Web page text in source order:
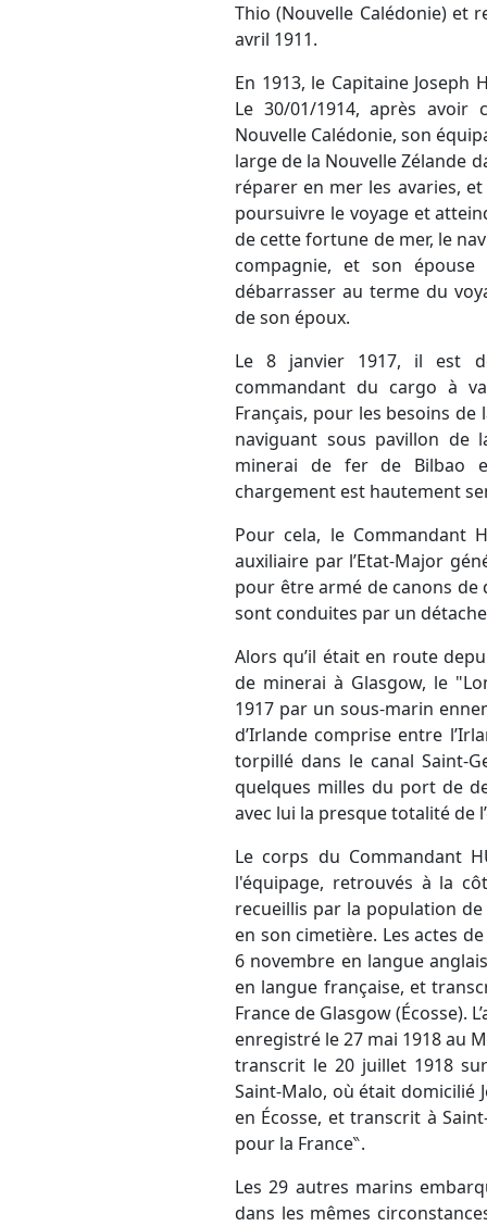
Thio (Nouvelle Calédonie) et
avril 1911.
En 1913, le Capitaine Joseph
Le 30/01/1914, après
Nouvelle Calédonie, son
large de la Nouvelle Zélande
réparer en mer les avaries,
poursuivre le voyage et
de cette fortune de mer, le
compagnie, et son
débarrasser au terme du
de son époux.
Le 8 janvier 1917, il est
commandant du cargo à
Français, pour les besoins de
naviguant sous pavillon de
minerai de fer de Bilbao
chargement est hautement
Pour cela, le Commandant
auxiliaire par l’Etat-Major
pour être armé de canons de
sont conduites par un
Alors qu’il était en route
de minerai à Glasgow, le
1917 par un sous-marin
d’Irlande comprise entre
torpillé dans le canal Saint-
quelques milles du port de
avec lui la presque totalité de
Le corps du Commandant
l'équipage, retrouvés à la
recueillis par la population
en son cimetière. Les actes
6 novembre en langue
en langue française, et
France de Glasgow (Écosse).
enregistré le 27 mai 1918 au
transcrit le 20 juillet 1918
Saint-Malo, où était domicilié
en Écosse, et transcrit à
pour la France‶.
Les 29 autres marins
dans les mêmes